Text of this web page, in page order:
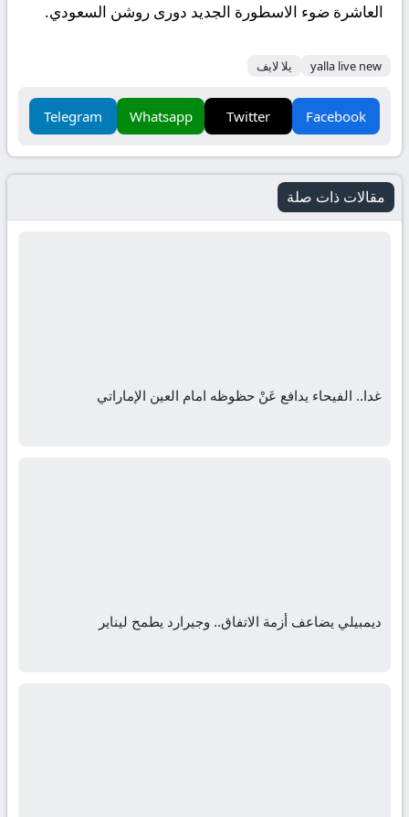
العاشرة ضوء الاسطورة الجديد دورى روشن السعودي.
yalla live new يلا لايف
Facebook
Twitter
Whatsapp
Telegram
مقالات ذات صلة
غدا.. الفيحاء يدافع عَنْ حظوظه امام العين الإماراتي
ديمبيلي يضاعف أزمة الاتفاق.. وجيرارد يطمح ليناير